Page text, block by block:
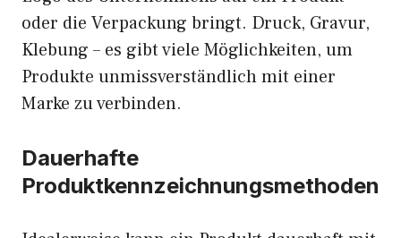
oder die Verpackung bringt. Druck, Gravur,
Klebung – es gibt viele Möglichkeiten, um
Produkte unmissverständlich mit einer
Marke zu verbinden.
Dauerhafte
Produktkennzeichnungsmethoden